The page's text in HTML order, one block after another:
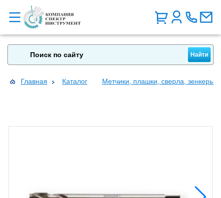
Главная Каталог Метчики, плашки, сверла, зенкеры,